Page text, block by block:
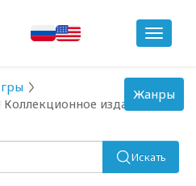
Toggle
издание
Искать
Toggle
navigation
Жанры